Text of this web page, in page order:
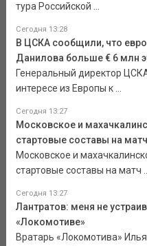
тура Российской ...
Сегодня 13:28
В ЦСКА сообщили, что
Данилова больше € 6 млн
Генеральный директор
интересе из Европы к ...
Сегодня 13:27
Московское и
стартовые составы на
Московское и
стартовые составы на матч
Сегодня 13:27
Лантратов: меня не
«Локомотиве»
Вратарь «Локомотива»